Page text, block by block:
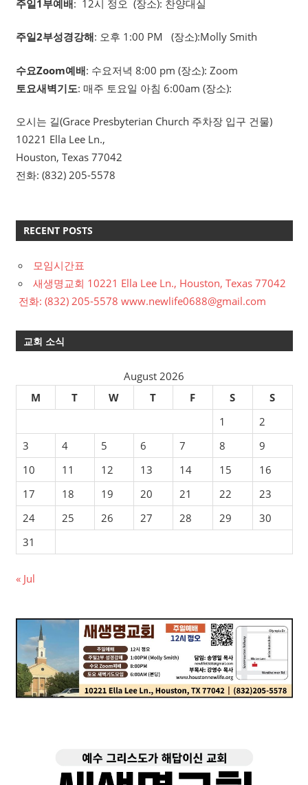
주일1부예배: 12시 정오 (장소): 찬양대실
주일2부성경강해: 오후 1:00 PM (장소):Molly Smith
수요Zoom예배: 수요저녁 8:00 pm (장소): Zoom
토요새벽기도: 매주 토요일 아침 6:00am (장소):
오시는 길(Grace Presbyterian Church 주차장 입구 건물)
10221 Ella Lee Ln.,
Houston, Texas 77042
전화: (832) 205-5578
RECENT POSTS
모임시간표
새생명교회 10221 Ella Lee Ln., Houston, Texas 77042
전화: (832) 205-5578 www.newlife0688@gmail.com
교회 소식
August 2026
M
T W T F S
S
1
2
3
4 5 6 7 8
9
10
11 12 13 14 15
16
17
18 19 20 21 22
23
24
25 26 27 28 29
30
31
« Jul